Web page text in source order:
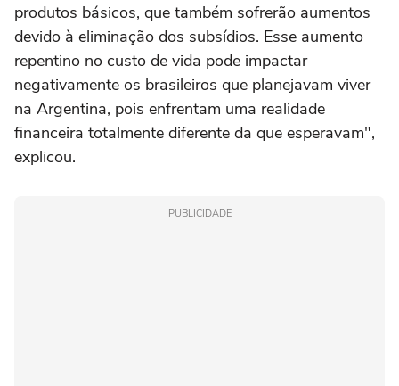
produtos básicos, que também sofrerão aumentos
devido à eliminação dos subsídios. Esse aumento
repentino no custo de vida pode impactar
negativamente os brasileiros que planejavam viver
na Argentina, pois enfrentam uma realidade
financeira totalmente diferente da que esperavam",
explicou.
PUBLICIDADE